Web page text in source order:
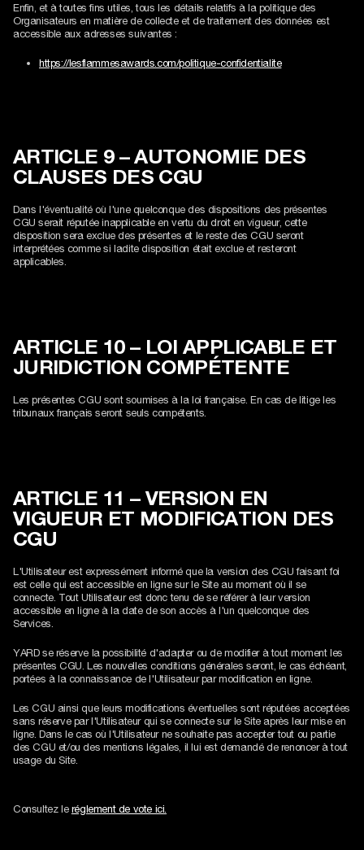
Enfin, et à toutes fins utiles, tous les détails relatifs à la politique des
Organisateurs en matière de collecte et de traitement des données est
accessible aux adresses suivantes :
https://lesflammesawards.com/politique-confidentialite
ARTICLE 9 – AUTONOMIE DES
CLAUSES DES CGU
Dans l'éventualité où l'une quelconque des dispositions des présentes
CGU serait réputée inapplicable en vertu du droit en vigueur, cette
disposition sera exclue des présentes et le reste des CGU seront
interprétées comme si ladite disposition était exclue et resteront
applicables.
ARTICLE 10 – LOI APPLICABLE ET
JURIDICTION COMPÉTENTE
Les présentes CGU sont soumises à la loi française. En cas de litige les
tribunaux français seront seuls compétents.
ARTICLE 11 – VERSION EN
VIGUEUR ET MODIFICATION DES
CGU
L'Utilisateur est expressément informé que la version des CGU faisant foi
est celle qui est accessible en ligne sur le Site au moment où il se
connecte. Tout Utilisateur est donc tenu de se référer à leur version
accessible en ligne à la date de son accès à l'un quelconque des
Services.
YARD se réserve la possibilité d'adapter ou de modifier à tout moment les
présentes CGU. Les nouvelles conditions générales seront, le cas échéant,
portées à la connaissance de l'Utilisateur par modification en ligne.
Les CGU ainsi que leurs modifications éventuelles sont réputées acceptées
sans réserve par l'Utilisateur qui se connecte sur le Site après leur mise en
ligne. Dans le cas où l'Utilisateur ne souhaite pas accepter tout ou partie
des CGU et/ou des mentions légales, il lui est demandé de renoncer à tout
usage du Site.
Consultez leréglement de vote ici.